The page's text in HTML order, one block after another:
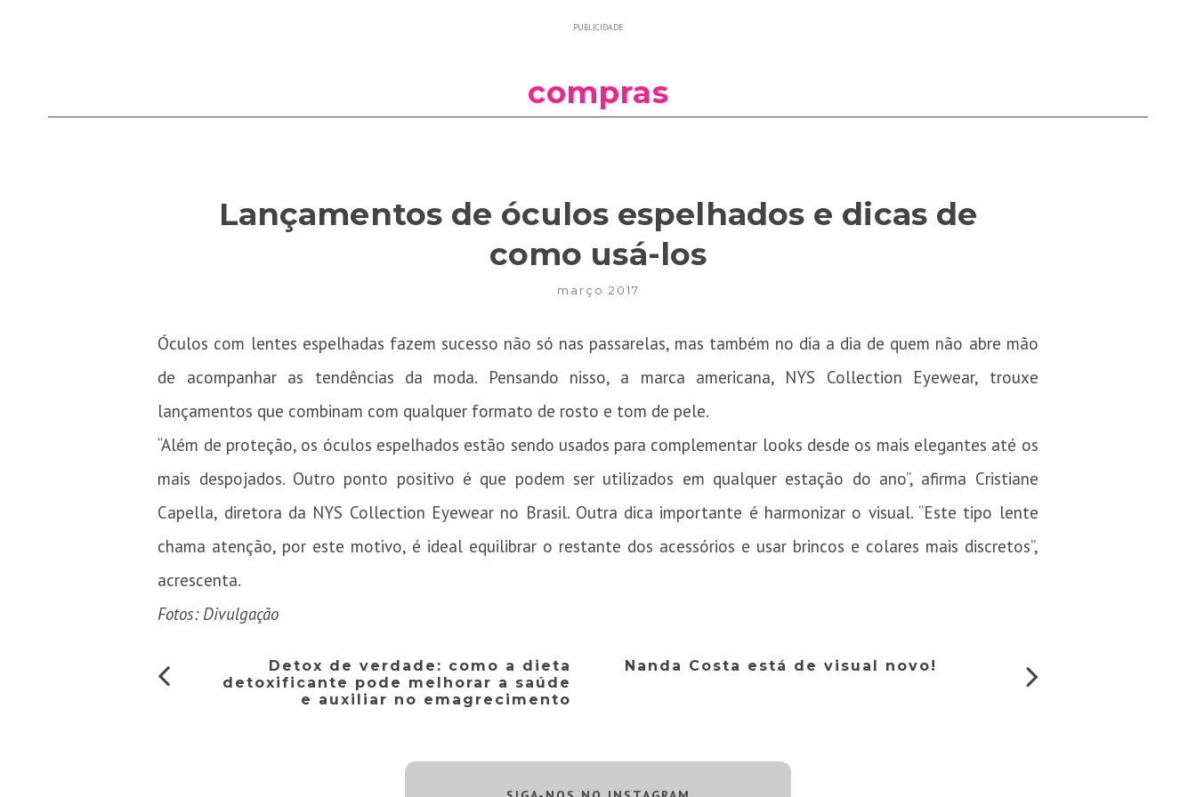
PUBLICIDADE
compras
Lançamentos de óculos espelhados e dicas de
como usá-los
março 2017
Óculos com lentes espelhadas fazem sucesso não só nas passarelas, mas também no dia a dia de quem não abre mão
de acompanhar as tendências da moda. Pensando nisso, a marca americana, NYS Collection Eyewear, trouxe
lançamentos que combinam com qualquer formato de rosto e tom de pele.
“Além de proteção, os óculos espelhados estão sendo usados para complementar looks desde os mais elegantes até os
mais despojados. Outro ponto positivo é que podem ser utilizados em qualquer estação do ano”, afirma Cristiane
Capella, diretora da NYS Collection Eyewear no Brasil. Outra dica importante é harmonizar o visual. “Este tipo lente
chama atenção, por este motivo, é ideal equilibrar o restante dos acessórios e usar brincos e colares mais discretos”,
acrescenta.
Fotos: Divulgação
Detox de verdade: como a dieta
detoxificante pode melhorar a saúde
e auxiliar no emagrecimento
Nanda Costa está de visual novo!